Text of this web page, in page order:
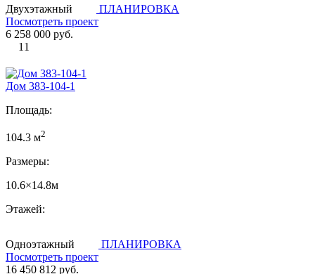
Двухэтажный
ПЛАНИРОВКА
Посмотреть проект
6 258 000 руб.
11
Дом 383-104-1
Площадь:
104.3 м2
Размеры:
10.6×14.8м
Этажей:
Одноэтажный
ПЛАНИРОВКА
Посмотреть проект
16 450 812 руб.